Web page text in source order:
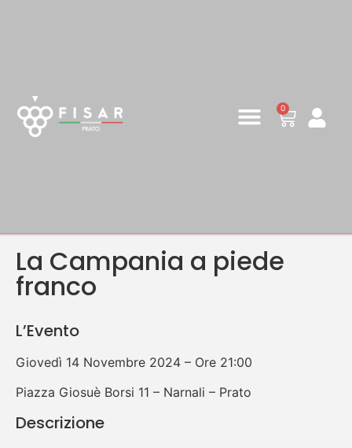
0
La Campania a piede
franco
L’Evento
Giovedì 14 Novembre 2024 – Ore 21:00
Piazza Giosuè Borsi 11 – Narnali – Prato
Descrizione